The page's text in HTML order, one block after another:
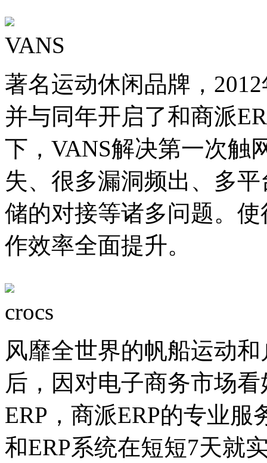
VANS
著名运动休闲品牌，
并与同年开启了和商派
下，VANS解决第一次触
失、很多漏洞频出、多
储的对接等诸多问题。
作效率全面提升。
crocs
风靡全世界的帆船运动
后，因对电子商务市场
ERP，商派ERP的专业服
和ERP系统在短短7天就